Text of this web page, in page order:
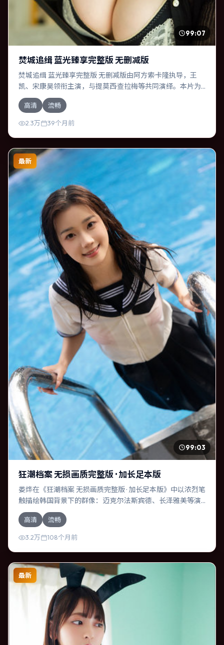
99:07
焚城追缉 蓝光臻享完整版 无删减版
焚城追缉 蓝光臻享完整版 无删减版由阿方索·卡隆执导，王
凯、宋康昊领衔主演，与提莫西·查拉梅等共同演绎。本片为
悬疑类型，主要班底与取景来自美国。失散多年的兄妹在边
境小镇意外重逢。影片整体气质浓烈，节奏紧凑，人物动机
清晰，适合喜欢强情节与细腻表演的观众。
高清 流畅
2.3万 39个月前
最新
99:03
狂潮档案 无损画质完整版 · 加长足本版
娄烨在《狂潮档案 无损画质完整版 · 加长足本版》中以浓烈笔
触描绘韩国背景下的群像：迈克尔·法斯宾德、长泽雅美等演
员层次丰富。作为一部战争作品，故事从日常裂缝切入，逐
步推向不可逆转的结局；视听语言统一，情感落点克制有
力。
高清 流畅
3.2万 108个月前
最新